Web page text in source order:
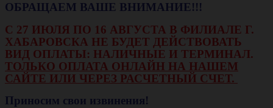
ОБРАЩАЕМ ВАШЕ ВНИМАНИЕ!!!
С 27 ИЮЛЯ ПО 16 АВГУСТА В ФИЛИАЛЕ Г.
ХАБАРОВСКА НЕ БУДЕТ ДЕЙСТВОВАТЬ
ВИД ОПЛАТЫ: НАЛИЧНЫЕ И ТЕРМИНАЛ.
ТОЛЬКО ОПЛАТА ОНЛАЙН НА НАШЕМ
САЙТЕ ИЛИ ЧЕРЕЗ РАСЧЕТНЫЙ СЧЕТ.
Приносим свои извинения!